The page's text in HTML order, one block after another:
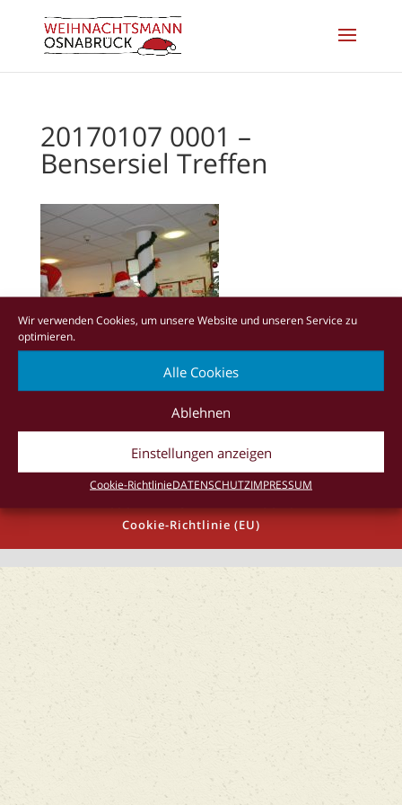
Wir verwenden Cookies, um unsere Website und unseren Service zu
optimieren.
Alle Cookies
Ablehnen
Einstellungen anzeigen
Cookie-RichtlinieDATENSCHUTZIMPRESSUM
20170107 0001 –
Bensersiel Treffen
Cookie-Richtlinie (EU)